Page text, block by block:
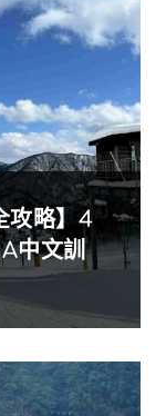
攻略】4
中文訓